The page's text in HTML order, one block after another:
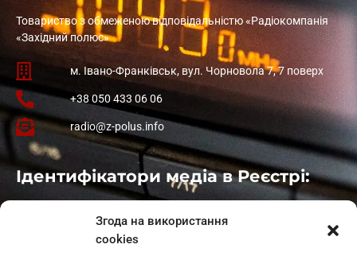
Згода на використання
cookies
Товариство з обмеженою відповідальністю «Радіокомпанія
«Західний полюс»
м. Івано-Франківськ, вул. Чорновола 7, 7 поверх
+38 050 433 06 06
radio@z-polus.info
Ідентифікатори медіа в Реєстрі:
: L11-01410
: L11-01801